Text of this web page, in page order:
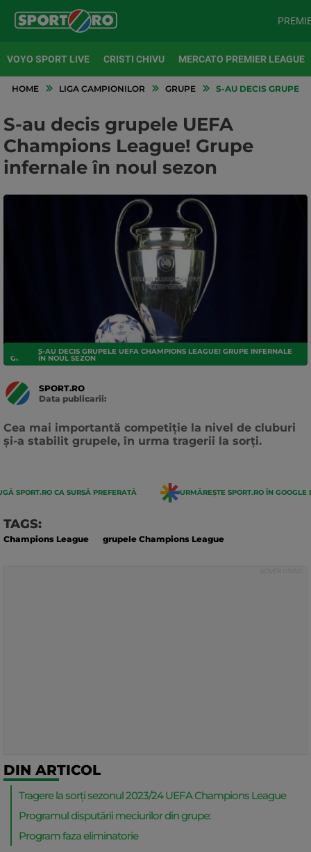
VOYO SPORT LIVE CRISTI CHIVU MERCATO PREMIER LEAGUE
HOME LIGA CAMPIONILOR GRUPE S-AU DECIS
S-au decis grupele UEFA
Champions League! Grupe
infernale în noul sezon
GRUPE
S-AU DECIS GRUPELE UEFA CHAMPIONS LEAGUE! GRUPE INFERNALE
ÎN NOUL SEZON
SPORT.RO
Data publicarii:
Cea mai importantă competiție la nivel de cluburi
și-a stabilit grupele, în urma tragerii la sorți.
SPORT.RO CA SURSĂ PREFERATĂ URMĂREȘTE SPORT.RO ÎN GOOGLE
TAGS:
Champions League grupele Champions League
DIN ARTICOL
Tragere la sorți sezonul 2023/24 UEFA Champions League
Programul disputării meciurilor din grupe:
Program faza eliminatorie